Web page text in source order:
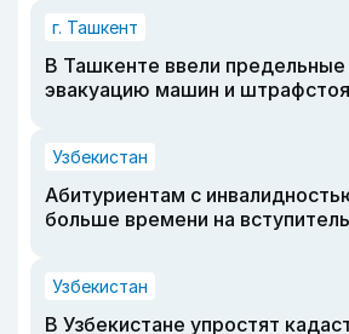
г. Ташкент
В Ташкенте ввели
эвакуацию машин и
Узбекистан
Абитуриентам с
больше времени на
Узбекистан
В Узбекистане упростят